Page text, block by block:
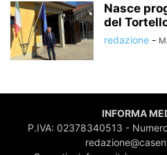
Nasce
del
redazione -
INFORMA
P.IVA: 02378340513 -